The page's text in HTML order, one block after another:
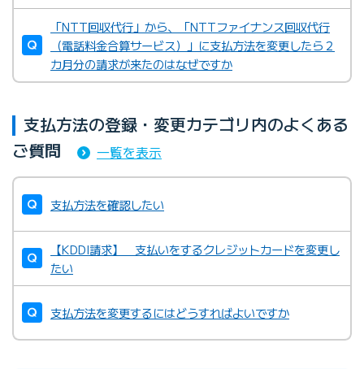
「NTT回収代行」から、「NTTファイナンス回収代行
（電話料金合算サービス）」に支払方法を変更したら２
カ月分の請求が来たのはなぜですか
支払方法の登録・変更カテゴリ内のよくある
ご質問
一覧を表示
支払方法を確認したい
【KDDI請求】 支払いをするクレジットカードを変更し
たい
支払方法を変更するにはどうすればよいですか